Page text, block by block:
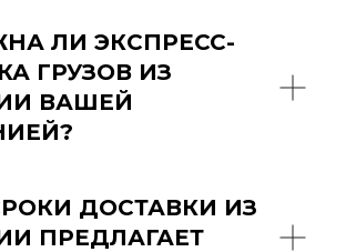
ЛИ ЭКСПРЕСС-
ГРУЗОВ ИЗ
ВАШЕЙ
ДОСТАВКИ ИЗ
ПРЕДЛАГАЕТ